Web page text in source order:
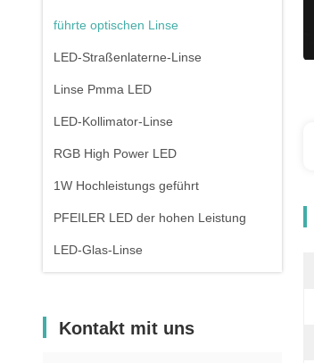
führte optischen Linse
LED-Straßenlaterne-Linse
Linse Pmma LED
LED-Kollimator-Linse
RGB High Power LED
1W Hochleistungs geführt
PFEILER LED der hohen Leistung
LED-Glas-Linse
Kontakt mit uns